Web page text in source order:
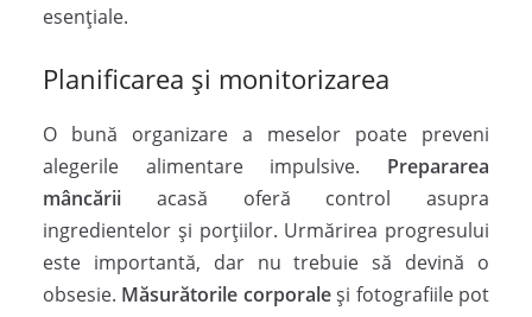
esențiale.
Planificarea și monitorizarea
O bună organizare a meselor poate preveni
alegerile alimentare impulsive. Prepararea
mâncării acasă oferă control asupra
ingredientelor și porțiilor. Urmărirea progresului
este importantă, dar nu trebuie să devină o
obsesie. Măsurătorile corporaleși fotografiile pot